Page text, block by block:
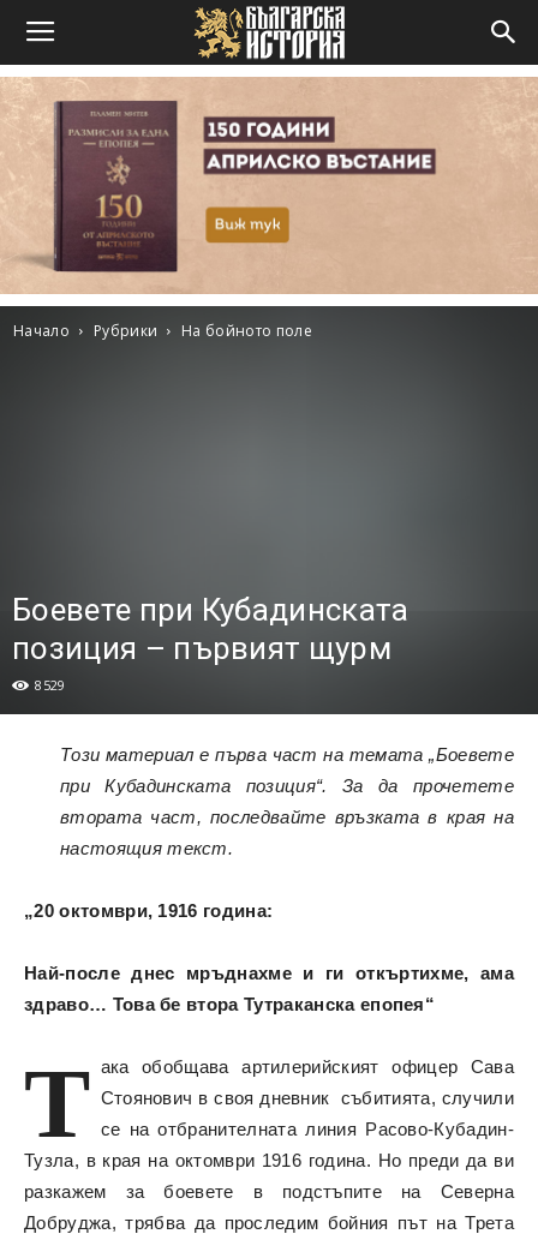
Начало Рубрики На бойното поле
Боевете при Кубадинската
позиция – първият щурм
8529
Този материал е първа част на темата „Боевете
при Кубадинската позиция“. За да прочетете
втората част, последвайте връзката в края на
настоящия текст.
„20 октомври, 1916 година:
Най-после днес мръднахме и ги откъртихме, ама
здраво… Това бе втора Тутраканска епопея“
Т ака обобщава артилерийският офицер Сава
Стоянович в своя дневник събитията, случили
се на отбранителната линия Расово-Кубадин-
Тузла, в края на октомври 1916 година. Но преди да ви
разкажем за боевете в подстъпите на Северна
Добруджа, трябва да проследим бойния път на Трета